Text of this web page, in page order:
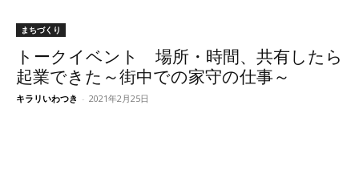
まちづくり
トークイベント 場所・時間、共有したら
起業できた～街中での家守の仕事～
キラリいわつき - 2021年2月25日